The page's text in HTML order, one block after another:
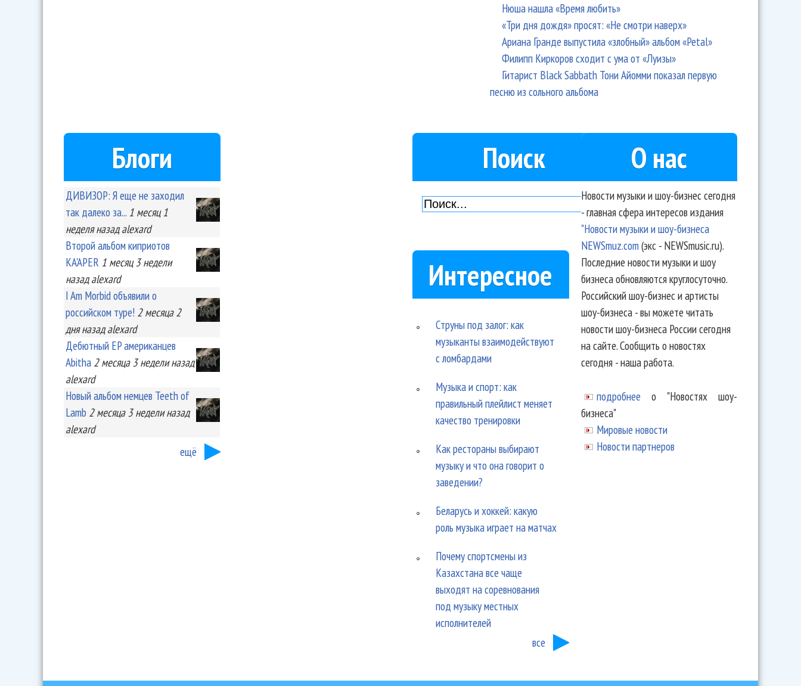
Нюша нашла «Время любить»
«Три дня дождя» просят: «Не смотри наверх»
Ариана Гранде выпустила «злобный» альбом «Petal»
Филипп Киркоров сходит с ума от «Луизы»
Гитарист Black Sabbath Тони Айомми показал первую
песню из сольного альбома
Блоги
ДИВИЗОР: Я еще не заходил
так далеко за... 1 месяц 1
неделяназад alexard
Второй альбом киприотов
KA'APER 1 месяц 3 недели
назад alexard
I Am Morbid объявили о
российском туре! 2 месяца 2
дняназад alexard
Дебютный EP американцев
Abitha 2 месяца 3 неделиназад
alexard
Новый альбом немцев Teeth of
Lamb 2 месяца 3 неделиназад
alexard
ещё
Поиск
Интересное
Струны под залог: как
музыканты взаимодействуют
с ломбардами
Музыка и спорт: как
правильный плейлист меняет
качество тренировки
Как рестораны выбирают
музыку и что она говорит о
заведении?
Беларусь и хоккей: какую
роль музыка играет на матчах
Почему спортсмены из
Казахстана все чаще
выходят на соревнования
под музыку местных
исполнителей
все
О нас
Новости музыки и шоу-бизнес сегодня
- главная сфера интересов издания
"Новости музыки и шоу-бизнеса
NEWSmuz.com(экс - NEWSmusic.ru).
Последние новости музыки и шоу
бизнеса обновляются круглосуточно.
Российский шоу-бизнес и артисты
шоу-бизнеса - вы можете читать
новости шоу-бизнеса России сегодня
на сайте. Сообщить о новостях
сегодня - наша работа.
подробнее о "Новостях шоу-
бизнеса"
Мировые новости
Новости партнеров